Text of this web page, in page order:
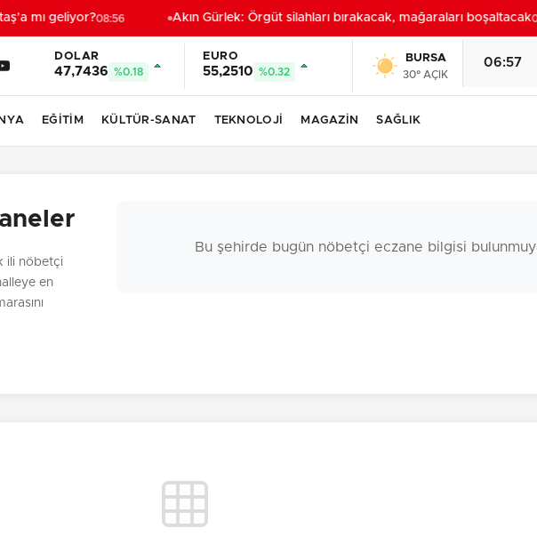
mı geliyor?08:56 Akın Gürlek: Örgüt silahları bırakacak, mağaraları boşaltacak
DOLAR
47,7436 %0.18
EURO
55,2510 %0.32
BURSA
30° AÇIK
06:57
EĞİTİM KÜLTÜR-SANAT TEKNOLOJİ MAGAZİN SAĞLIK
ili nöbetçi
en
Bu şehirde bugün nöbetçi eczane bilgisi